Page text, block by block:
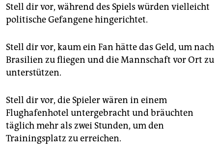
Stell dir vor, während des Spiels würden vielleicht
politische Gefangene hingerichtet.
Stell dir vor, kaum ein Fan hätte das Geld, um nach
Brasilien zu fliegen und die Mannschaft vor Ort zu
unterstützen.
Stell dir vor, die Spieler wären in einem
Flughafenhotel untergebracht und bräuchten
täglich mehr als zwei Stunden, um den
Trainingsplatz zu erreichen.